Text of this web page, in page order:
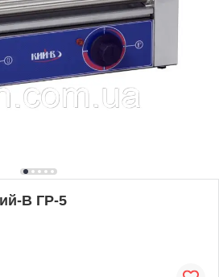
В ГР-5